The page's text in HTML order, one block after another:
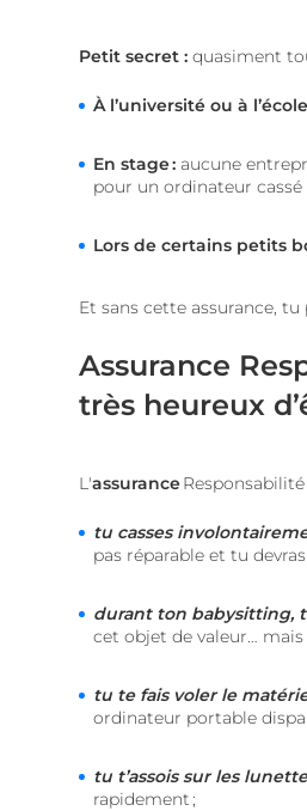
Petit secret : quasiment
À l’université ou à
En stage : aucune
pour un ordinateur
Lors de certains petits
Et sans cette assurance,
Assurance
très heureux
L'assuranceResponsabilité
tu casses
pas réparable et tu
durant ton babysitting,
cet objet de valeur… mais
tu te fais voler le
ordinateur portable
tu t’assois sur les
rapidement ;